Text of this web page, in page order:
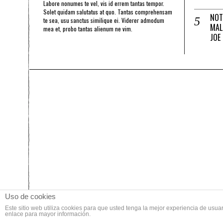
Labore nonumes te vel, vis id errem tantas tempor.
Solet quidam salutatus at quo. Tantas comprehensam
te sea, usu sanctus similique ei. Viderer admodum
mea et, probo tantas alienum ne vim.
Uso de cookies
Este sitio web utiliza cookies para que usted tenga la mejor experiencia de
enlace para mayor información.